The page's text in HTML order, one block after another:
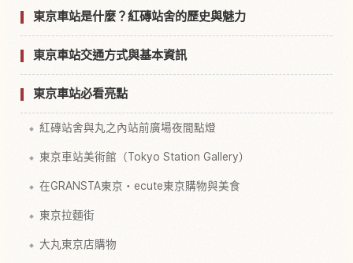
東京車站是什麼？紅磚站舍的歷史與魅力
東京車站交通方式與基本資訊
東京車站必看亮點
紅磚站舍與丸之內站前廣場夜間點燈
東京車站美術館（Tokyo Station Gallery）
在GRANSTA東京・ecute東京購物與美食
東京拉麵街
大丸東京店購物